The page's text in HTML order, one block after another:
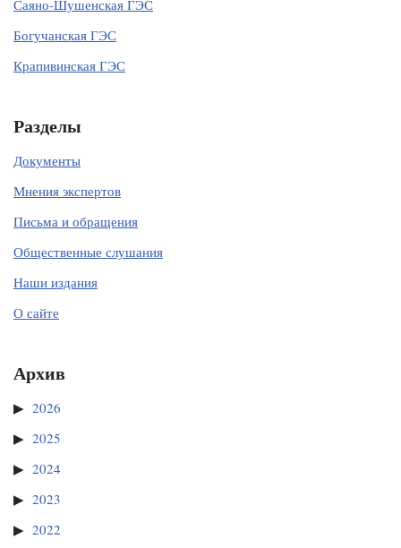
Саяно-Шушенская ГЭС
Богучанская ГЭС
Крапивинская ГЭС
Разделы
Документы
Мнения экспертов
Письма и обращения
Общественные слушания
Наши издания
О сайте
Архив
2026
2025
2024
2023
2022